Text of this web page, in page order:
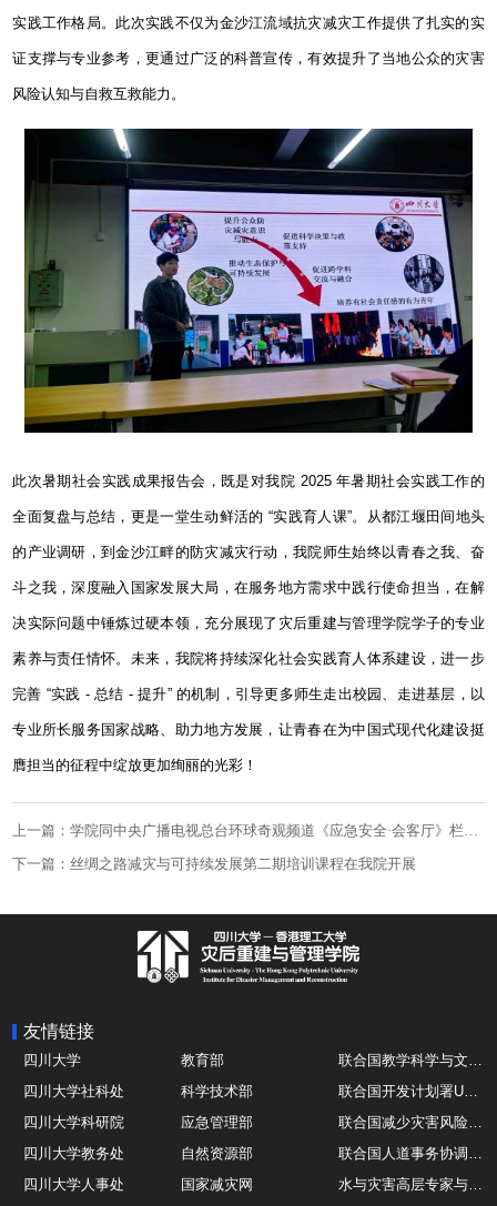
实践工作格局。此次实践不仅为金沙江流域抗灾减灾工作提供了扎实的实
证支撑与专业参考，更通过广泛的科普宣传，有效提升了当地公众的灾害
风险认知与自救互救能力。
此次暑期社会实践成果报告会，既是对我院 2025年暑期社会实践工作的
全面复盘与总结，更是一堂生动鲜活的 “实践育人课”。从都江堰田间地头
的产业调研，到金沙江畔的防灾减灾行动，我院师生始终以青春之我、奋
斗之我，深度融入国家发展大局，在服务地方需求中践行使命担当，在解
决实际问题中锤炼过硬本领，充分展现了灾后重建与管理学院学子的专业
素养与责任情怀。未来，我院将持续深化社会实践育人体系建设，进一步
完善 “实践 -总结 -提升” 的机制，引导更多师生走出校园、走进基层，以
专业所长服务国家战略、助力地方发展，让青春在为中国式现代化建设挺
膺担当的征程中绽放更加绚丽的光彩！
上一篇：学院同中央广播电视总台环球奇观频道《应急安全·会客厅》栏目达成战略合作
下一篇：丝绸之路减灾与可持续发展第二期培训课程在我院开展
友情链接
四川大学 教育部
联合国教学科学与文化组织UNESCO
四川大学社科处
科学技术部
联合国开发计划署UNDP
四川大学科研院
应急管理部
联合国减少灾害风险办公室UNDRR
四川大学教务处
自然资源部
联合国人道事务协调厅OCHA
四川大学人事处
国家减灾网 水与灾害高层专家与领导组 HELP